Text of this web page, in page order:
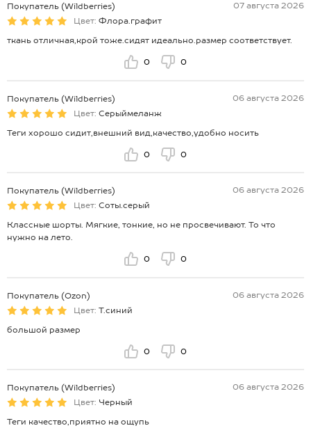
Покупатель (Wildberries)
07 августа 2026
Цвет: Флора.графит
ткань отличная,крой тоже.сидят идеально.размер соответствует.
0 0
Покупатель (Wildberries)
06 августа 2026
Цвет: Серыймеланж
Теги хорошо сидит,внешний вид,качество,удобно носить
0 0
Покупатель (Wildberries)
06 августа 2026
Цвет: Соты.серый
Классные шорты. Мягкие, тонкие, но не просвечивают. То что
нужно на лето.
0 0
Покупатель (Ozon)
06 августа 2026
Цвет: Т.синий
большой размер
0 0
Покупатель (Wildberries)
06 августа 2026
Цвет: Черный
Теги качество,приятно на ощупь